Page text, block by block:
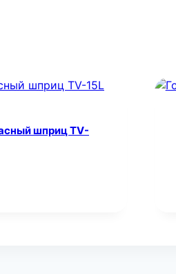
шприц TV-